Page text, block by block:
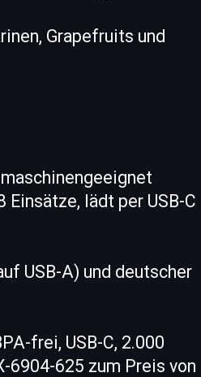
Grapefruits und
lädt per USB-C
USB-A) und deutscher
frei, USB-C, 2.000
6904-625 zum Preis von